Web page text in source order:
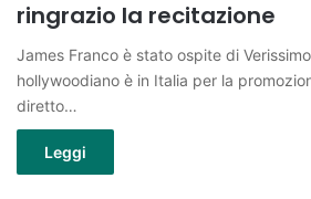
ringrazio la recitazione
James Franco è stato ospite di
hollywoodiano è in Italia per la
diretto…
Leggi